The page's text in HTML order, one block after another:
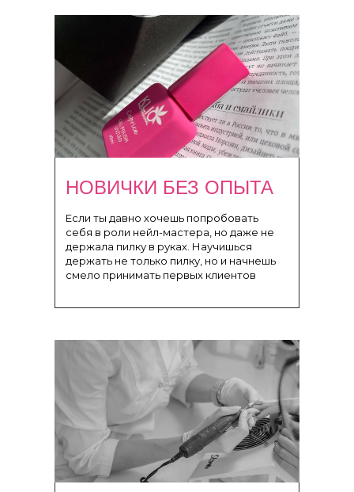
Если ты давно хочешь попробовать
себя в роли нейл-мастера, но даже не
держала пилку в руках. Научишься
держать не только пилку, но и начнешь
смело принимать первых клиентов
НОВИЧКИ БЕЗ ОПЫТА